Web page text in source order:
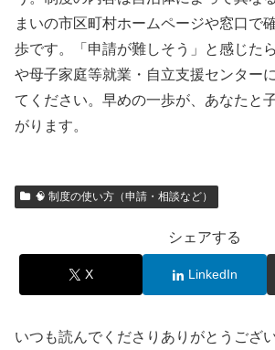
まいの市区町村ホームページや窓口で
歩です。「申請が難しそう」と感じた
や母子家庭等就業・自立支援センター
てください。早めの一歩が、あなたと
がります。
🧠 制度の使い方（申請・相談など）
シェアする
X LinkedIn
いつも読んでくださりありがとうござ